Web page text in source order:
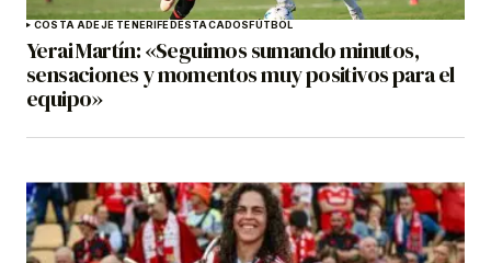
COSTA ADEJE TENERIFE DESTACADOS FÚTBOL
Yerai Martín: «Seguimos sumando minutos,
sensaciones y momentos muy positivos para el
equipo»